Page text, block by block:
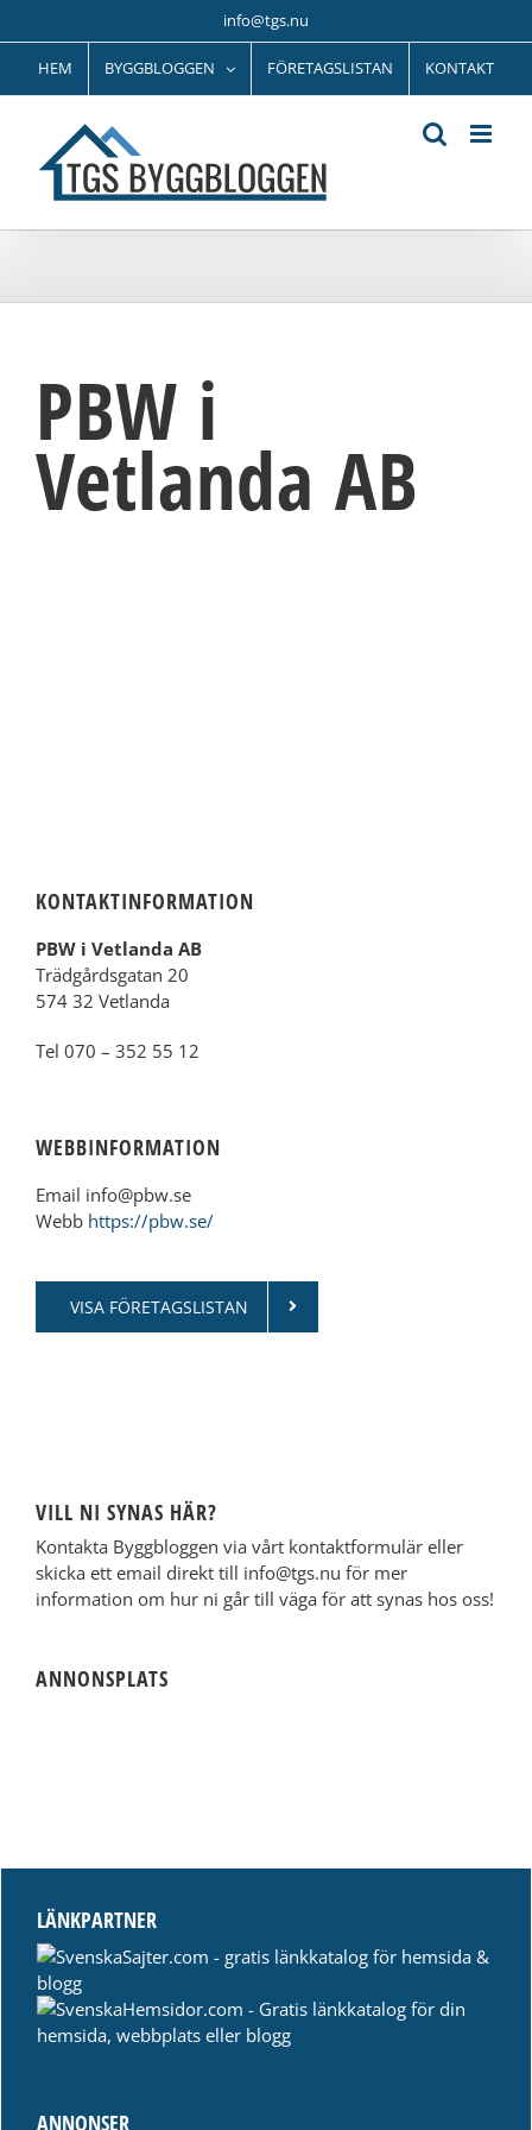
till
innehållet
info@tgs.nu
HEM BYGGBLOGGEN FÖRETAGSLISTAN KONTAKT
PBW i
Vetlanda AB
KONTAKTINFORMATION
PBW i Vetlanda AB
Trädgårdsgatan 20
574 32 Vetlanda
Tel 070 – 352 55 12
WEBBINFORMATION
Email info@pbw.se
Webb https://pbw.se/
VISA FÖRETAGSLISTAN
VILL NI SYNAS HÄR?
Kontakta Byggbloggen via vårt kontaktformulär eller
skicka ett email direkt till info@tgs.nu för mer
information om hur ni går till väga för att synas hos oss!
ANNONSPLATS
LÄNKPARTNER
ANNONSER